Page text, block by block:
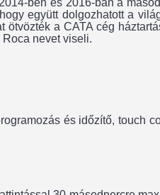
együtt dolgozhatott a
a CATA cég
nevet viseli.
és időzítő, touch